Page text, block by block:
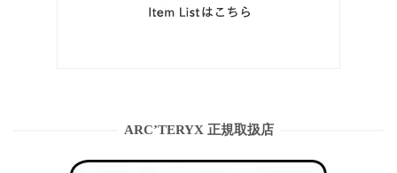
ARC’TERYX 正規取扱店